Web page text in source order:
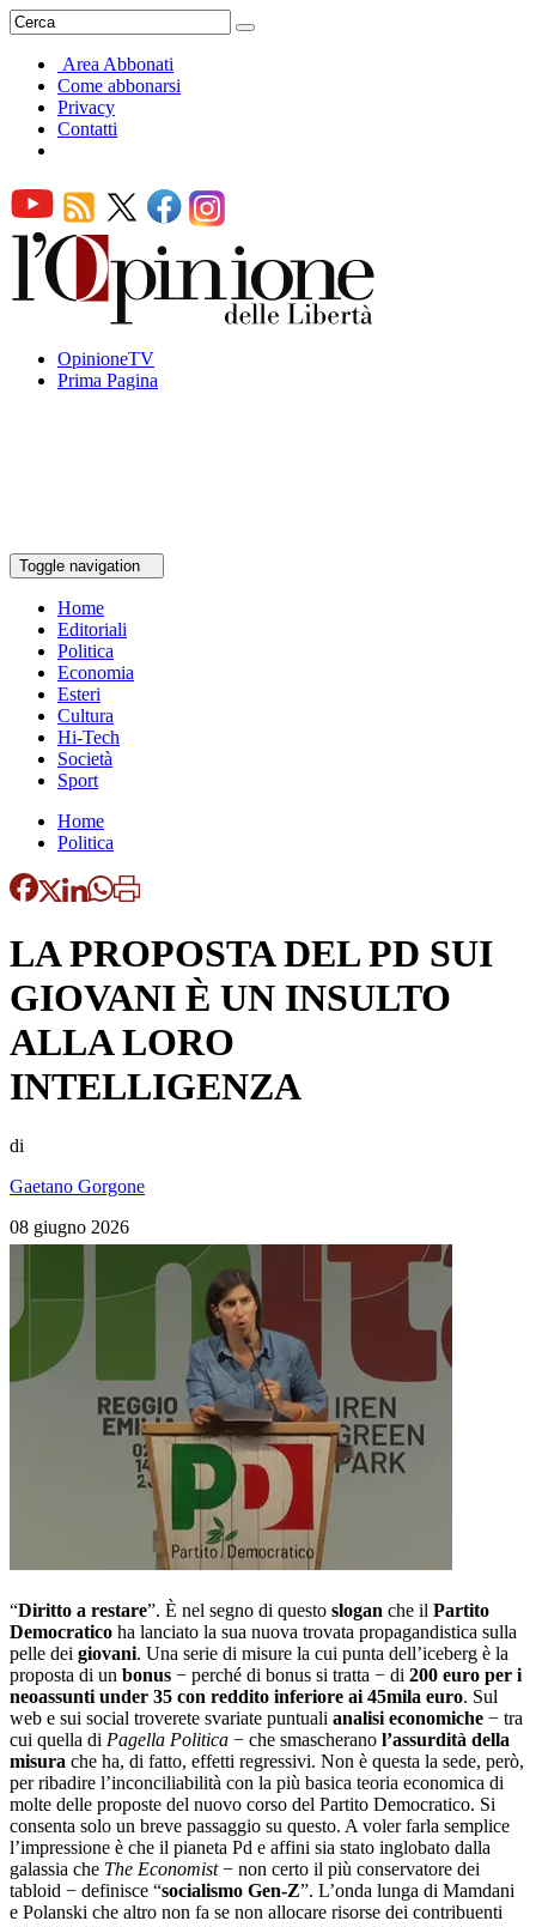
Area Abbonati
Come abbonarsi
Privacy
Contatti
OpinioneTV
Prima Pagina
Toggle navigation
Home
Editoriali
Politica
Economia
Esteri
Cultura
Hi-Tech
Società
Sport
Home
Politica
LA PROPOSTA DEL PD SUI
GIOVANI È UN INSULTO
ALLA LORO
INTELLIGENZA
di
Gaetano Gorgone
08 giugno 2026
“Diritto a restare”. È nel segno di questo slogan che il Partito
Democratico ha lanciato la sua nuova trovata propagandistica sulla
pelle dei giovani. Una serie di misure la cui punta dell’iceberg è la
proposta di un bonus − perché di bonus si tratta − di 200 euro per i
neoassunti under 35 con reddito inferiore ai 45mila euro. Sul
web e sui social troverete svariate puntuali analisi economiche − tra
cui quella di Pagella Politica − che smascherano l’assurdità della
misura che ha, di fatto, effetti regressivi. Non è questa la sede, però,
per ribadire l’inconciliabilità con la più basica teoria economica di
molte delle proposte del nuovo corso del Partito Democratico. Si
consenta solo un breve passaggio su questo. A voler farla semplice
l’impressione è che il pianeta Pd e affini sia stato inglobato dalla
galassia che The Economist− non certo il più conservatore dei
tabloid − definisce “socialismo Gen-Z”. L’onda lunga di Mamdani
e Polanski che altro non fa se non allocare risorse dei contribuenti